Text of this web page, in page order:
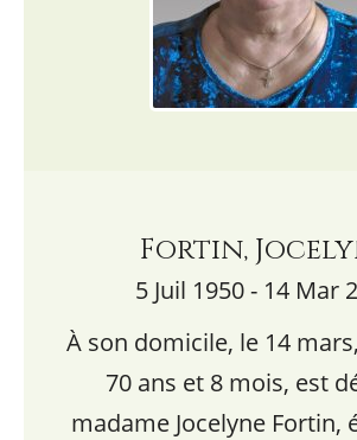
Fortin,
5 Juil 1950 - 14 Mar
À son domicile, le 14
70 ans et 8 mois, est
madame Jocelyne Fortin,